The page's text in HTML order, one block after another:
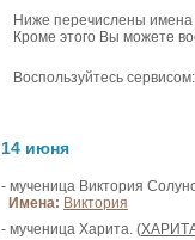
Ниже перечислены имена
Кроме этого Вы можете
Воспользуйтесь сервисом:
14 июня
- мученица Виктория
Имена: Виктория
- мученица Xарита. (